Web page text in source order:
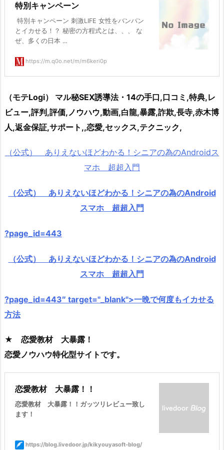
特別キャンペーン
特別キャンペーン 刺激LIFE 女性をバンバン
とイカせる！？ 秘密の方程式とは、、、 な
ぜ、多くの日本 ...
https://m.q0o.net/m/m6keri0p
（モテLogi） マル秘SEX誘導法・14の手口,口コミ,特典,レ
ビュー,評判,評価,ノウハウ,動画,白龍,暴露,詐欺,長寺,赤木博
人,返金保証,サポート,,恋愛,セックス,テクニック,
（公式） ありえないほどわかる！シニアの為のAndroidス
マホ 超超入門
（公式） ありえないほどわかる！シニアの為のAndroid
スマホ 超超入門
?page_id=443
（公式） ありえないほどわかる！シニアの為のAndroid
スマホ 超超入門
?page_id=443″ target="_blank">一晩で何度もイカせる
方法
★ 恋愛教材 大暴露！
恋愛ノウハウ特化型サイトです。
恋愛教材 大暴露！！
恋愛教材 大暴露！！ガッツリレビュー致し
ます！
https://blog.livedoor.jp/kikyouyasoft-blog/